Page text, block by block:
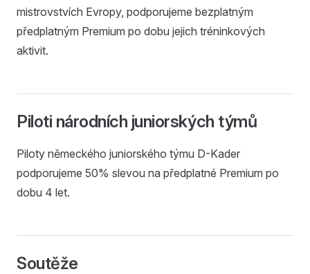
mistrovstvích Evropy, podporujeme bezplatným
předplatným Premium po dobu jejich tréninkových
aktivit.
Piloti národních juniorských týmů
Piloty německého juniorského týmu D-Kader
podporujeme 50% slevou na předplatné Premium po
dobu 4 let.
Soutěže